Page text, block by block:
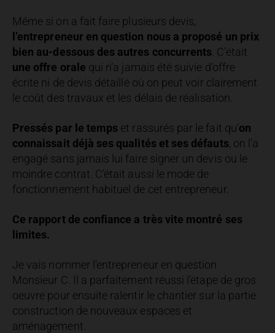
Même si on a fait faire plusieurs devis,
l’entrepreneur en question nous a proposé un prix
bien au-dessous des autres concurrents . C’était
une offre orale qui n’a jamais été suivie d’offre
écrite ni de devis détaillé où on peut voir clairement
le coût des travaux et les délais de réalisation.
Pressés par le temps et rassurés par le fait qu’on
connaissait déjà ses qualités et ses défauts, on l’a
engagé sans jamais lui faire signer un devis ou le
moindre contrat. C’était aussi le mode de
fonctionnement habituel de cet entrepreneur.
Ce rapport de confiance a très vite montré ses
limites.
Je vais nommer l’entrepreneur en question
Monsieur C. Il a parfaitement réussi l’étape de gros
oeuvre pour ensuite ralentir le chantier sur la partie
construction de nouveaux espaces et
aménagement.